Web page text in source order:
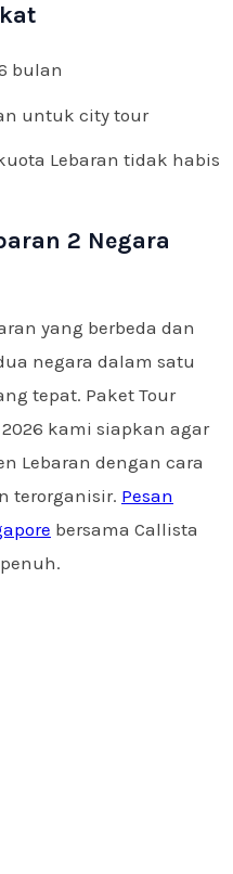
bulan
untuk city tour
Lebaran tidak habis
2 Negara
yang berbeda dan
negara dalam satu
tepat. Paket Tour
2026 kami siapkan agar
Lebaran dengan cara
terorganisir. Pesan
bersama Callista